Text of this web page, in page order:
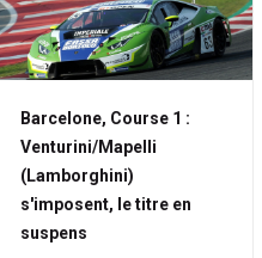
Barcelone, Course 1 :
Venturini/Mapelli
(Lamborghini)
s'imposent, le titre en
suspens